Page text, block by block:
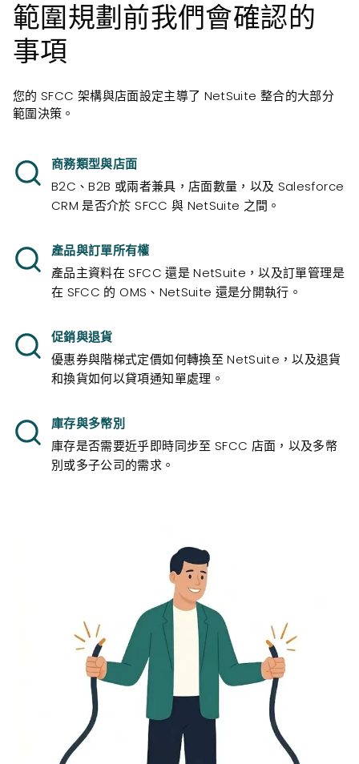
範圍規劃前我們會確認的
事項
您的 SFCC 架構與店面設定主導了 NetSuite 整合的大部分
範圍決策。
商務類型與店面
B2C、B2B 或兩者兼具，店面數量，以及 Salesforce
CRM 是否介於 SFCC 與 NetSuite 之間。
產品與訂單所有權
產品主資料在 SFCC 還是 NetSuite，以及訂單管理是
在 SFCC 的 OMS、NetSuite 還是分開執行。
促銷與退貨
優惠券與階梯式定價如何轉換至 NetSuite，以及退貨
和換貨如何以貸項通知單處理。
庫存與多幣別
庫存是否需要近乎即時同步至 SFCC 店面，以及多幣
別或多子公司的需求。